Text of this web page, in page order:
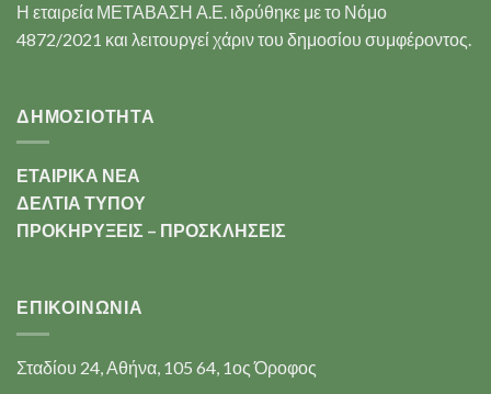
Η εταιρεία ΜΕΤΑΒΑΣΗ Α.Ε. ιδρύθηκε με το Νόμο
4872/2021 και λειτουργεί χάριν του δημοσίου συμφέροντος.
ΔΗΜΟΣΙΟΤΗΤΑ
ΕΤΑΙΡΙΚΑ ΝΕΑ
ΔΕΛΤΙΑ ΤΥΠΟΥ
ΠΡΟΚΗΡΥΞΕΙΣ – ΠΡΟΣΚΛΗΣΕΙΣ
ΕΠΙΚΟΙΝΩΝΊΑ
Σταδίου 24, Αθήνα, 105 64, 1ος Όροφος